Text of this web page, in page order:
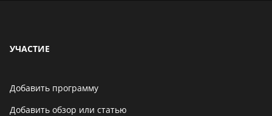
УЧАСТИЕ
Добавить программу
Добавить обзор или статью